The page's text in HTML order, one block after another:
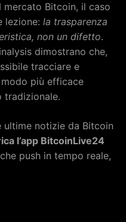
mercato Bitcoin, il caso
lezione: la trasparenza
non un difetto.
dimostrano che,
tracciare e
più efficace
tradizionale.
ultime notizie da Bitcoin
l’app BitcoinLive24
push in tempo reale,